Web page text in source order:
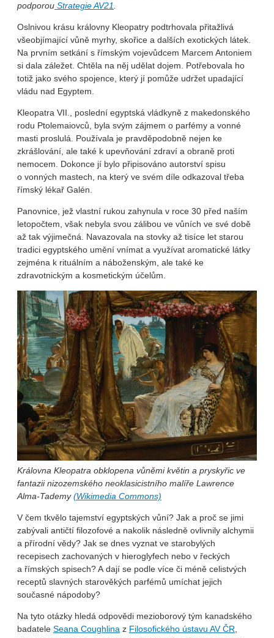
podporou Strategie AV21.
Oslnivou krásu královny Kleopatry podtrhovala přitažlivá
všeobjímající vůně myrhy, skořice a dalších exotických látek.
Na prvním setkání s římským vojevůdcem Marcem Antoniem
si dala záležet. Chtěla na něj udělat dojem. Potřebovala ho
totiž jako svého spojence, který jí pomůže udržet upadající
vládu nad Egyptem.
Kleopatra VII., poslední egyptská vládkyně z makedonského
rodu Ptolemaiovců, byla svým zájmem o parfémy a vonné
masti proslulá. Používala je pravděpodobně nejen ke
zkrášlování, ale také k upevňování zdraví a obraně proti
nemocem. Dokonce jí bylo připisováno autorství spisu
o vonných mastech, na který ve svém díle odkazoval třeba
římský lékař Galén.
Panovnice, jež vlastní rukou zahynula v roce 30 před naším
letopočtem, však nebyla svou zálibou ve vůních ve své době
až tak výjimečná. Navazovala na stovky až tisíce let starou
tradici egyptského umění vnímat a využívat aromatické látky
zejména k rituálním a náboženským, ale také ke
zdravotnickým a kosmetickým účelům.
Královna Kleopatra obklopena vůněmi květin a pryskyřic ve
fantazii nizozemského neoklasicistního malíře Lawrence
Alma-Tademy(Wikimedia Commons)
V čem tkvělo tajemství egyptských vůní? Jak a proč se jimi
zabývali antičtí filozofové a nakolik následně ovlivnily alchymii
a přírodní vědy? Jak se dnes vyznat ve starobylých
recepisech zachovaných v hieroglyfech nebo v řeckých
a římských spisech? A dají se podle více či méně celistvých
receptů slavných starověkých parfémů umíchat jejich
současné nápodoby?
Na tyto otázky hledá odpovědi mezioborový tým kanadského
badatele Seana Coughlina z Filosofického ústavu AV ČR